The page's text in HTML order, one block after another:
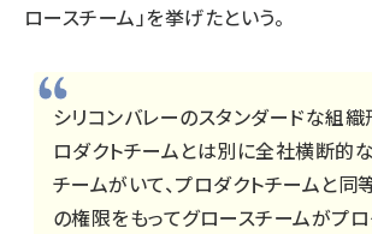
ロースチーム」を挙げたという。
シリコンバレーのスタンダードな組織
ロダクトチームとは別に全社横断的
チームがいて、プロダクトチームと同
の権限をもってグロースチームがプ